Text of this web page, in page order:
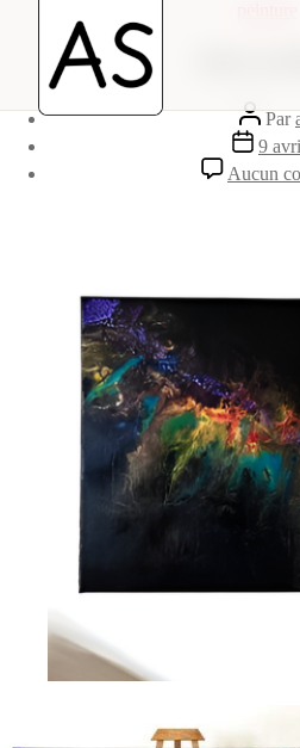
Auteur
de
l’article
Par
Date
l’article
9
Aucun